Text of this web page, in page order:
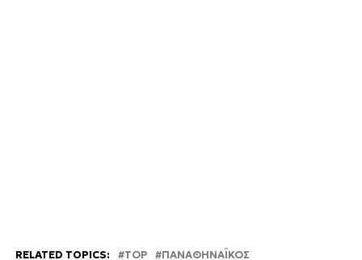
RELATED TOPICS: TOP ΠΑΝΑΘΗΝΑΪΚΟΣ